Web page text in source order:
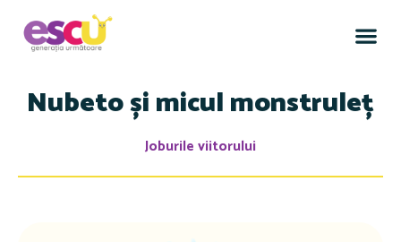
Nubeto și micul monstruleț
Joburile viitorului